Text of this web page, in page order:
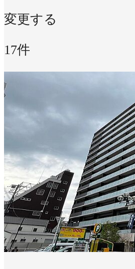
変更する
17件